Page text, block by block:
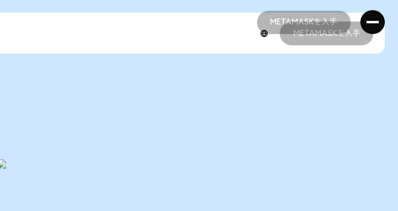
METAMASKを入手
METAMASKを入手
METAMASKを入手